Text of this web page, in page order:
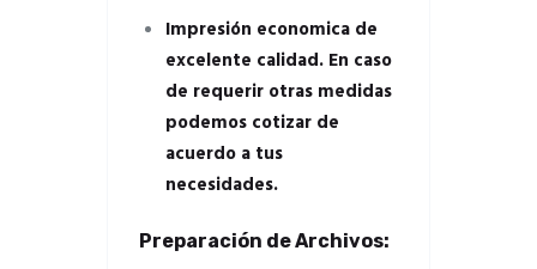
Impresión economica de
excelente calidad. En caso
de requerir otras medidas
podemos cotizar de
acuerdo a tus
necesidades.
Preparación de Archivos: